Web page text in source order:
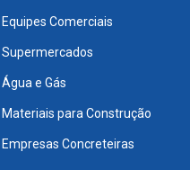
Equipes Comerciais
Supermercados
Água e Gás
Materiais para Construção
Empresas Concreteiras